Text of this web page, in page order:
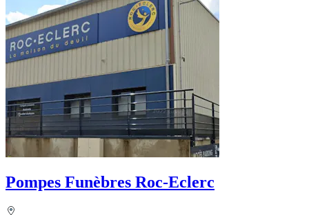
Pompes Funèbres Roc-Eclerc